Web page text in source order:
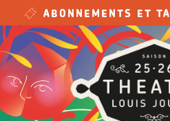
Skip to main content
ABONNEMENTS ET